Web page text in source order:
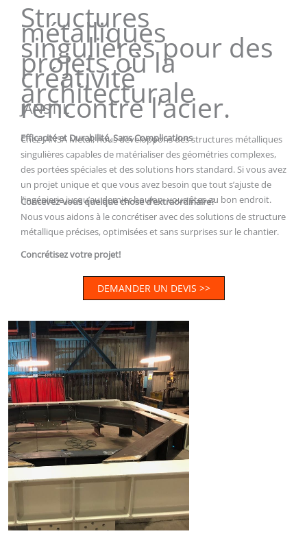
Structures
métalliques
singulières pour des
projets où la
créativité
architecturale
rencontre l’acier.
JANSTIL
Efficacité et Durabilité, Sans Complications
Chez JANSA Metal, nous développons des structures métalliques
singulières capables de matérialiser des géométries complexes,
des portées spéciales et des solutions hors standard. Si vous avez
un projet unique et que vous avez besoin que tout s’ajuste de
l’ingénierie jusqu’au dernier boulon, vous êtes au bon endroit.
Concevez-vous quelque chose d’extraordinaire?
Nous vous aidons à le concrétiser avec des solutions de structure
métallique précises, optimisées et sans surprises sur le chantier.
Concrétisez votre projet!
DEMANDER UN DEVIS >>